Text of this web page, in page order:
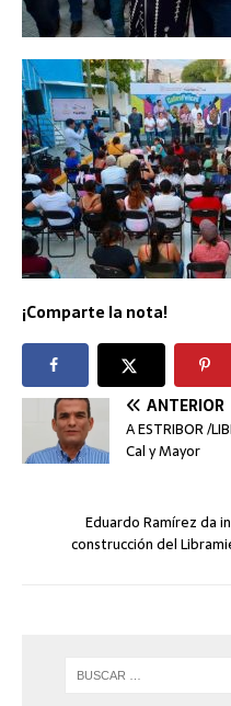
¡Comparte la nota!
ANTERIOR
A ESTRIBOR /
Cal y Mayor
Eduardo Ramírez da
construcción del